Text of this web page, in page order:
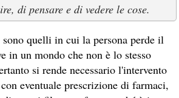
di pensare e di vedere le cose.
sono quelli in cui la persona perde il
in un mondo che non è lo stesso
si rende necessario l'intervento
eventuale prescrizione di farmaci,